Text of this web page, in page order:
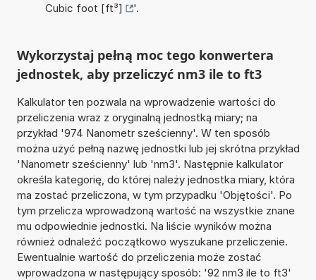
Cubic foot [ft³]
'.
Wykorzystaj pełną moc tego konwertera
jednostek, aby przeliczyć nm3 ile to ft3
Kalkulator ten pozwala na wprowadzenie wartości do
przeliczenia wraz z oryginalną jednostką miary; na
przykład '974 Nanometr sześcienny'. W ten sposób
można użyć pełną nazwę jednostki lub jej skrótna przykład
'Nanometr sześcienny' lub 'nm3'. Następnie kalkulator
określa kategorię, do której należy jednostka miary, która
ma zostać przeliczona, w tym przypadku 'Objętości'. Po
tym przelicza wprowadzoną wartość na wszystkie znane
mu odpowiednie jednostki. Na liście wyników można
również odnaleźć początkowo wyszukane przeliczenie.
Ewentualnie wartość do przeliczenia może zostać
wprowadzona w następujący sposób: '92 nm3 ile to ft3'